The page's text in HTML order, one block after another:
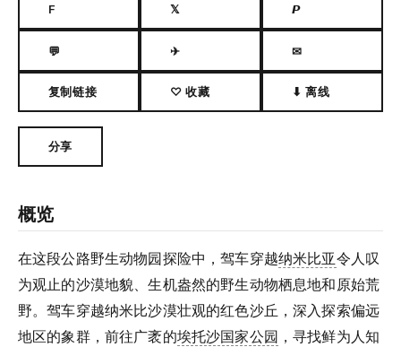
F 𝕏 𝙋
💬 ✈ ✉
复制链接 ♡ 收藏 ⬇ 离线
分享
概览
在这段公路野生动物园探险中，驾车穿越纳米比亚令人叹
为观止的沙漠地貌、生机盎然的野生动物栖息地和原始荒
野。驾车穿越纳米比沙漠壮观的红色沙丘，深入探索偏远
地区的象群，前往广袤的埃托沙国家公园 ，寻找鲜为人知